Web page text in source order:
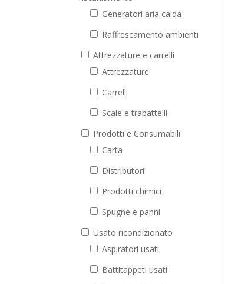
Generatori aria calda
Raffrescamento ambienti
Attrezzature e carrelli
Attrezzature
Carrelli
Scale e trabattelli
Prodotti e Consumabili
Carta
Distributori
Prodotti chimici
Spugne e panni
Usato ricondizionato
Aspiratori usati
Battitappeti usati